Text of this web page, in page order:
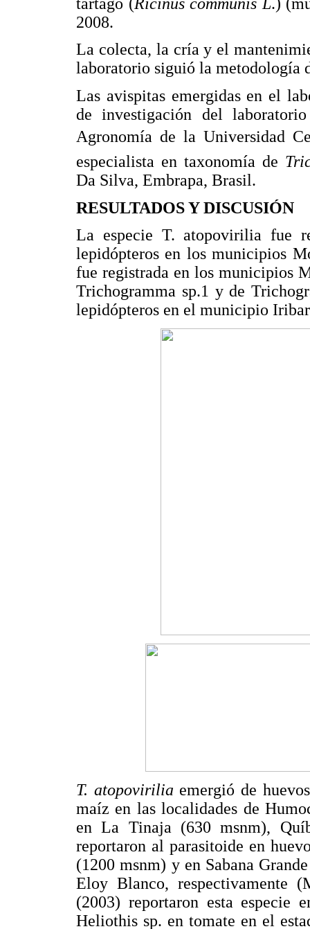
2008.
La colecta, la cría y el
laboratorio siguió la metodología
Las avispitas emergidas en el
de investigación del
Agronomía de la Universidad
especialista en taxonomía de
Da Silva, Embrapa, Brasil.
RESULTADOS Y DISCUSIÓN
La especie T. atopovirilia fue
lepidópteros en los municipios
fue registrada en los municipios
Trichogramma sp.1 y de
lepidópteros en el municipio
T. atopovirilia emergió de
maíz en las localidades de
en La Tinaja (630 msnm),
reportaron al parasitoide en
(1200 msnm) y en Sabana
Eloy Blanco, respectivamente
(2003) reportaron esta especie
Heliothis sp. en tomate en el